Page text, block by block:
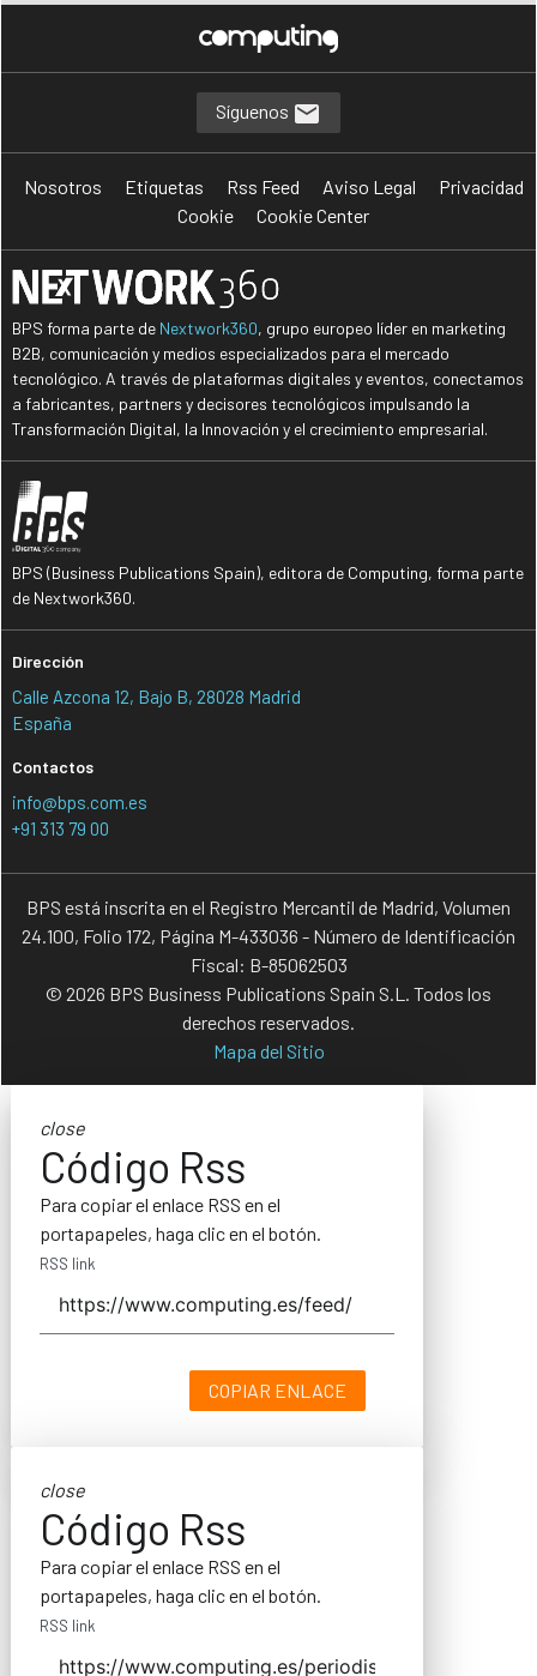
Síguenos
Nosotros Etiquetas Rss Feed Aviso Legal
Privacidad
Cookie
Cookie Center
BPS forma parte de Nextwork360, grupo europeo líder en marketing
B2B, comunicación y medios especializados para el mercado
tecnológico. A través de plataformas digitales y eventos, conectamos
a fabricantes, partners y decisores tecnológicos impulsando la
Transformación Digital, la Innovación y el crecimiento empresarial.
BPS (Business Publications Spain), editora de Computing, forma parte
de Nextwork360.
Dirección
Calle Azcona 12, Bajo B, 28028 Madrid
España
Contactos
info@bps.com.es
+91 313 79 00
BPS está inscrita en el Registro Mercantil de Madrid, Volumen
24.100, Folio 172, Página M-433036 - Número de Identificación
Fiscal: B-85062503
© 2026 BPS Business Publications Spain S.L. Todos los
derechos reservados.
Mapa del Sitio
close
Código Rss
Para copiar el enlace RSS en el
portapapeles, haga clic en el botón.
RSS link
COPIAR ENLACE
close
Código Rss
Para copiar el enlace RSS en el
portapapeles, haga clic en el botón.
RSS link